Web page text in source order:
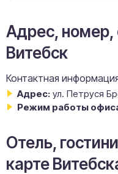
Адрес,
Витебск
Контактная
Адрес: ул. Петруся
Режим работы
Отель,
карте